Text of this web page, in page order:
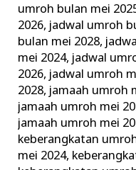
umroh bulan mei
2026, jadwal umroh
bulan mei 2028,
mei 2024, jadwal
2026, jadwal umroh
2028, jamaah umroh
jamaah umroh mei
jamaah umroh mei
keberangkatan
mei 2024,